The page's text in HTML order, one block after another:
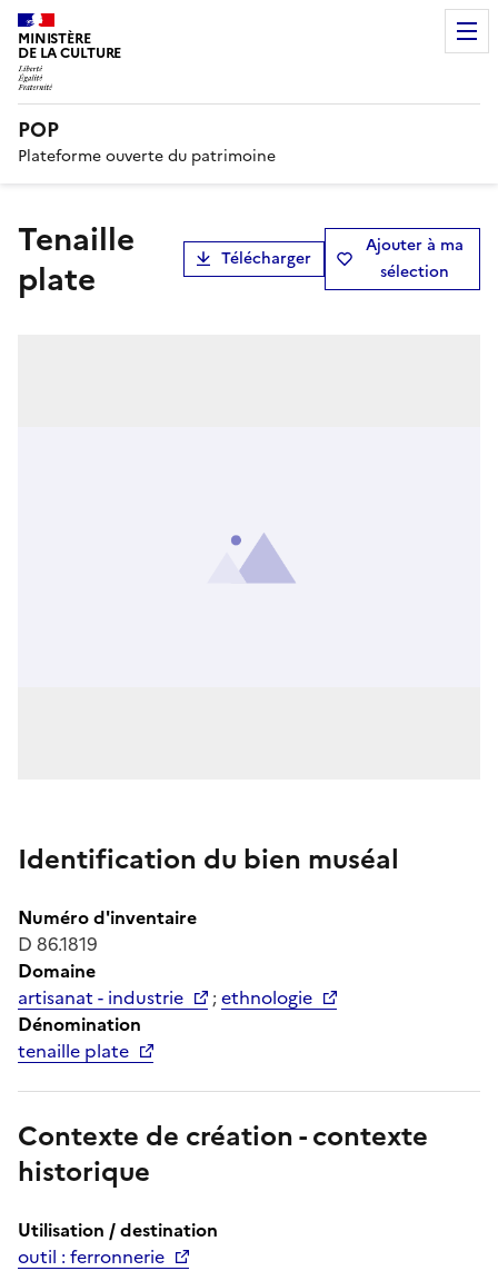
MINISTÈRE
DE LA CULTURE
POP
Plateforme ouverte du patrimoine
tenaille
plate
Télécharger
Ajouter à ma
sélection
Identification du bien muséal
Numéro d'inventaire
D 86.1819
Domaine
artisanat - industrie
;ethnologie
Dénomination
tenaille plate
Contexte de création - contexte
historique
Utilisation / destination
outil : ferronnerie